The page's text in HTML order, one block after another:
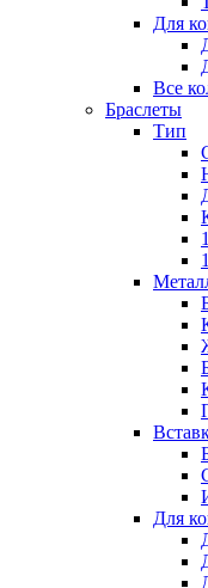
Для
Все
Браслеты
Тип
Для